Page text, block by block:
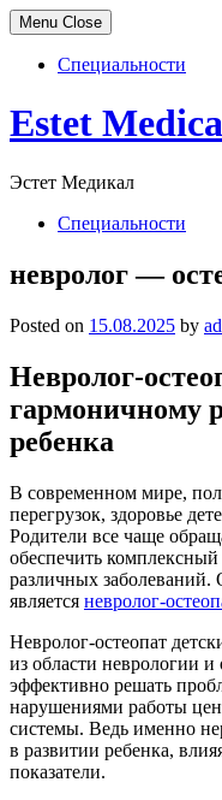
Menu Close
Специальности
Skip
to
Estet
Эстет Медикал
Специальности
невролог —
Posted on 15.08.2025 by
Невролог-
гармоничному
ребенка
В современном мире,
перегрузок, здоровье
Родители все чаще
обеспечить
различных заболеваний.
является невролог-
Невролог-остеопат
из области неврологии и
эффективно решать
нарушениями работы
системы. Ведь именно
в развитии ребенка,
показатели.